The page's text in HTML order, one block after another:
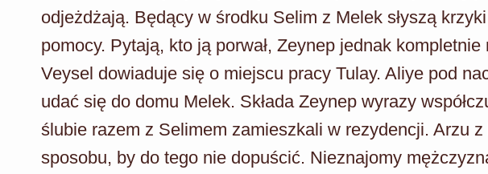
odjeżdżają. Będący w środku Selim z Melek słyszą
pomocy. Pytają, kto ją porwał, Zeynep jednak
Veysel dowiaduje się o miejscu pracy Tulay. Aliye pod
udać się do domu Melek. Składa Zeynep wyrazy
ślubie razem z Selimem zamieszkali w rezydencji. Arzu
sposobu, by do tego nie dopuścić. Nieznajomy